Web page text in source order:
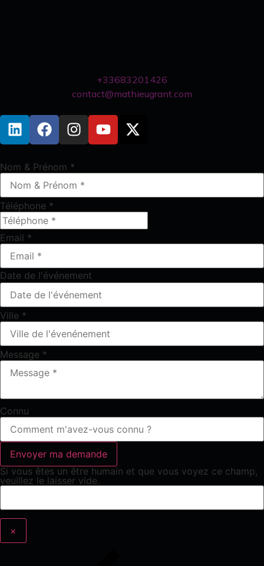
+33683201426
contact@mathieugrant.com
Nom & Prénom *
Téléphone *
Email *
Date de l'événement
Ville *
Message *
Connu
Si vous êtes un être humain et que vous voyez ce champ,
veuillez le laisser vide.
×